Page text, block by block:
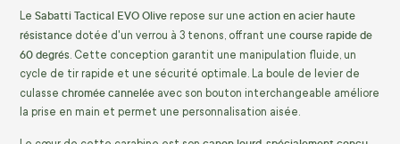
Le Sabatti Tactical EVO Olive repose sur une action en acier haute
résistance dotée d'un verrou à 3 tenons, offrant une course rapide de
60 degrés. Cette conception garantit une manipulation fluide, un
cycle de tir rapide et une sécurité optimale. La boule de levier de
culasse chromée cannelée avec son bouton interchangeable améliore
la prise en main et permet une personnalisation aisée.